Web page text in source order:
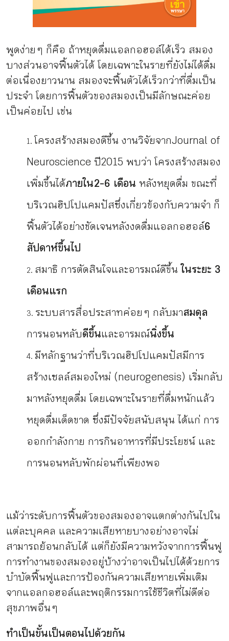
พูดง่าย ๆ ก็คือ ถ้าหยุดดื่มแอลกอฮอล์ได้เร็ว สมอง
บางส่วนอาจฟื้นตัวได้ โดยเฉพาะในรายที่ยังไม่ได้ดื่ม
ต่อเนื่องยาวนาน สมองจะฟื้นตัวได้เร็วกว่าที่ดื่มเป็น
ประจำ โดยการฟื้นตัวของสมองเป็นมีลักษณะค่อย
เป็นค่อยไป เช่น
โครงสร้างสมองดีขึ้น งานวิจัยจาก Journal of
Neuroscience ปี 2015 พบว่า โครงสร้างสมอง
เพิ่มขึ้นได้ภายใน 2-6 เดือน หลังหยุดดื่ม ขณะที่
บริเวณฮิปโปแคมปัสซึ่งเกี่ยวข้องกับความจำ ก็
ฟื้นตัวได้อย่างชัดเจนหลังงดดื่มแอลกอฮอล์6
สัปดาห์ขึ้นไป
สมาธิ การตัดสินใจและอารมณ์ดีขึ้นในระยะ 3
เดือนแรก
ระบบสารสื่อประสาทค่อย ๆ กลับมาสมดุล
การนอนหลับดีขึ้นและอารมณ์นิ่งขึ้น
มีหลักฐานว่าที่บริเวณฮิปโปแคมปัสมีการ
สร้างเซลล์สมองใหม่ (neurogenesis) เริ่มกลับ
มาหลังหยุดดื่ม โดยเฉพาะในรายที่ดื่มหนักแล้ว
หยุดดื่มเด็ดขาด ซึ่งมีปัจจัยสนับสนุน ได้แก่ การ
ออกกำลังกาย การกินอาหารที่มีประโยชน์ และ
การนอนหลับพักผ่อนที่เพียงพอ
แม้ว่าระดับการฟื้นตัวของสมองอาจแตกต่างกันไปใน
แต่ละบุคคล และความเสียหายบางอย่างอาจไม่
สามารถย้อนกลับได้ แต่ก็ยังมีความหวังจากการฟื้นฟู
การทำงานของสมองอยู่บ้างว่าอาจเป็นไปได้ด้วยการ
บำบัดฟื้นฟูและการป้องกันความเสียหายเพิ่มเติม
จากแอลกอฮอล์และพฤติกรรมการใช้ชีวิตที่ไม่ดีต่อ
สุขภาพอื่น ๆ
ทำเป็นขั้นเป็นตอนไปด้วยกัน